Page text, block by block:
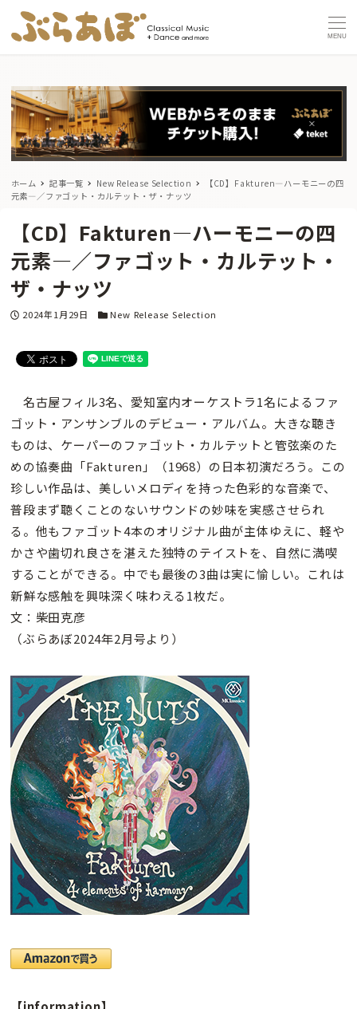
MENU
ホーム 記事一覧 New Release Selection
【CD】Fakturen―ハーモニーの四
元素―／ファゴット・カルテット・ザ・ナッツ
【CD】Fakturen―ハーモニーの四
元素―／ファゴット・カルテット・
ザ・ナッツ
投稿日
2024年1月29日 カテゴリー
New Release Selection
名古屋フィル3名、愛知室内オーケストラ1名によるファ
ゴット・アンサンブルのデビュー・アルバム。大きな聴き
ものは、ケーパーのファゴット・カルテットと管弦楽のた
めの協奏曲「Fakturen」（1968）の日本初演だろう。この
珍しい作品は、美しいメロディを持った色彩的な音楽で、
普段まず聴くことのないサウンドの妙味を実感させられ
る。他もファゴット4本のオリジナル曲が主体ゆえに、軽や
かさや歯切れ良さを湛えた独特のテイストを、自然に満喫
することができる。中でも最後の3曲は実に愉しい。これは
新鮮な感触を興味深く味わえる1枚だ。
文：柴田克彦
（ぶらあぼ2024年2月号より）